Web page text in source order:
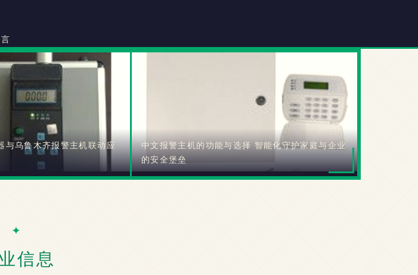
与乌鲁木齐报警主机联动应
中文报警主机的功能与选择 智能化守护家庭与企业
的安全堡垒
信息